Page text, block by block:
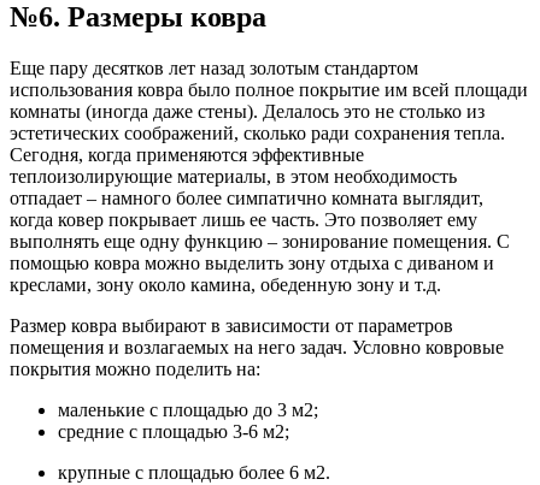
№6. Размеры ковра
Еще пару десятков лет назад золотым стандартом
использования ковра было полное покрытие им всей площади
комнаты (иногда даже стены). Делалось это не столько из
эстетических соображений, сколько ради сохранения тепла.
Сегодня, когда применяются эффективные
теплоизолирующие материалы, в этом необходимость
отпадает – намного более симпатично комната выглядит,
когда ковер покрывает лишь ее часть. Это позволяет ему
выполнять еще одну функцию – зонирование помещения. С
помощью ковра можно выделить зону отдыха с диваном и
креслами, зону около камина, обеденную зону и т.д.
Размер ковра выбирают в зависимости от параметров
помещения и возлагаемых на него задач. Условно ковровые
покрытия можно поделить на:
маленькие с площадью до 3 м2;
средние с площадью 3-6 м2;
крупные с площадью более 6 м2.